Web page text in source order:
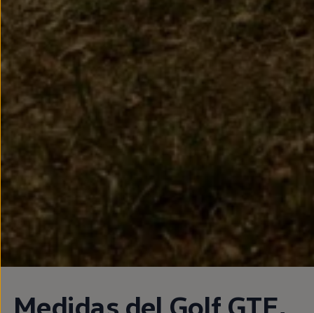
Medidas del Golf GTE,